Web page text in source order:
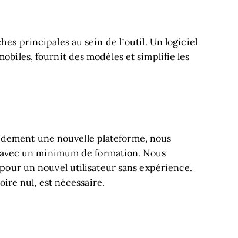
principales au sein de l’outil. Un logiciel
fournit des modèles et simplifie les
une nouvelle plateforme, nous
un minimum de formation. Nous
un nouvel utilisateur sans expérience.
nul, est nécessaire.